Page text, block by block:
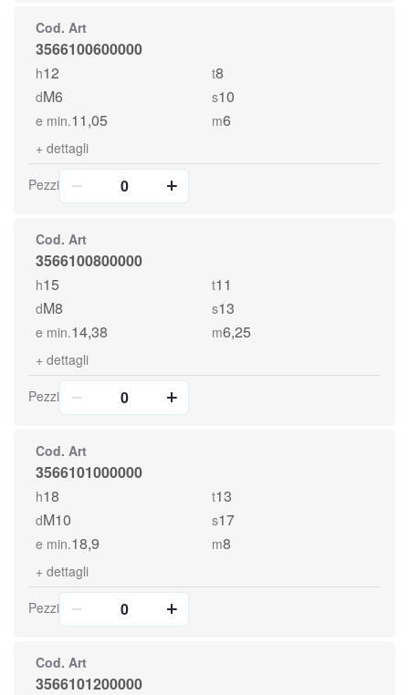
Cod. Art
3566100600000
h12 t8
dM6 s10
e min.11,05 m6
+ dettagli
Pezzi
Cod. Art
3566100800000
h15 t11
dM8 s13
e min.14,38 m6,25
+ dettagli
Pezzi
Cod. Art
3566101000000
h18 t13
dM10 s17
e min.18,9 m8
+ dettagli
Pezzi
Cod. Art
3566101200000